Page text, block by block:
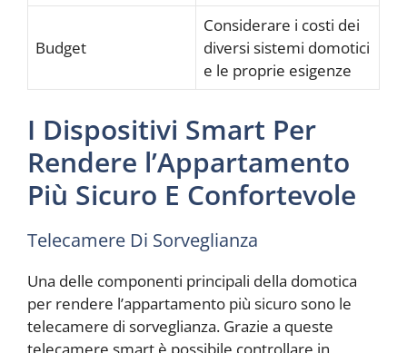
Budget
Considerare i costi dei
diversi sistemi domotici
e le proprie esigenze
I Dispositivi Smart Per
Rendere l’Appartamento
Più Sicuro E Confortevole
Telecamere Di Sorveglianza
Una delle componenti principali della domotica
per rendere l’appartamento più sicuro sono le
telecamere di sorveglianza. Grazie a queste
telecamere smart è possibile controllare in